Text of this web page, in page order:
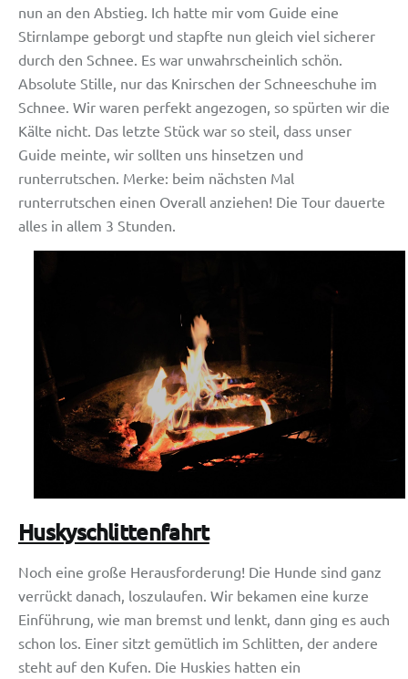
nun an den Abstieg. Ich hatte mir vom Guide eine
Stirnlampe geborgt und stapfte nun gleich viel sicherer
durch den Schnee. Es war unwahrscheinlich schön.
Absolute Stille, nur das Knirschen der Schneeschuhe im
Schnee. Wir waren perfekt angezogen, so spürten wir die
Kälte nicht. Das letzte Stück war so steil, dass unser
Guide meinte, wir sollten uns hinsetzen und
runterrutschen. Merke: beim nächsten Mal
runterrutschen einen Overall anziehen! Die Tour dauerte
alles in allem 3 Stunden.
Huskyschlittenfahrt
Noch eine große Herausforderung! Die Hunde sind ganz
verrückt danach, loszulaufen. Wir bekamen eine kurze
Einführung, wie man bremst und lenkt, dann ging es auch
schon los. Einer sitzt gemütlich im Schlitten, der andere
steht auf den Kufen. Die Huskies hatten ein